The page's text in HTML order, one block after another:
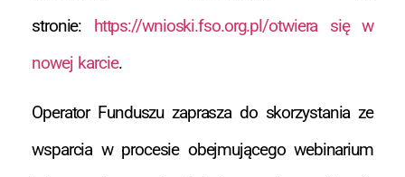
stronie: https://wnioski.fso.org.pl/otwiera się w
nowej karcie.
Operator Funduszu zaprasza do skorzystania ze
wsparcia w procesie obejmującego webinarium